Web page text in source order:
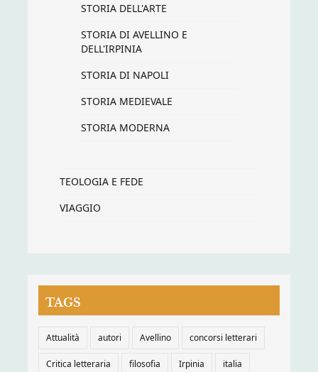
STORIA DELL'ARTE
STORIA DI AVELLINO E
DELL'IRPINIA
STORIA DI NAPOLI
STORIA MEDIEVALE
STORIA MODERNA
TEOLOGIA E FEDE
VIAGGIO
TAGS
Attualità autori Avellino concorsi letterari
Critica letteraria filosofia Irpinia italia